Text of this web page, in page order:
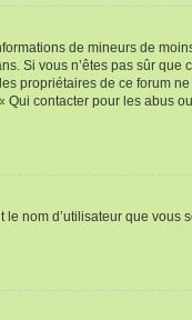
de mineurs de
Si vous n’êtes pas sûr que
propriétaires de ce forum
contacter pour les abus
nom d’utilisateur que vous